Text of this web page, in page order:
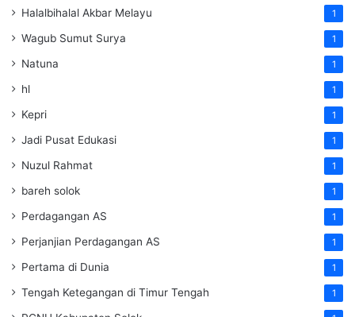
Halalbihalal Akbar Melayu 1
Wagub Sumut Surya 1
Natuna 1
hl 1
Kepri 1
Jadi Pusat Edukasi 1
Nuzul Rahmat 1
bareh solok 1
Perdagangan AS 1
Perjanjian Perdagangan AS 1
Pertama di Dunia 1
Tengah Ketegangan di Timur Tengah 1